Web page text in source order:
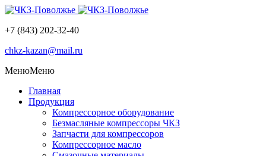
+7 (843) 202-32-40
chkz-kazan@mail.ru
МенюМеню
Главная
Продукция
Компрессорное оборудование
Безмасляные компрессоры ЧКЗ
Запчасти для компрессоров
Компрессорное масло